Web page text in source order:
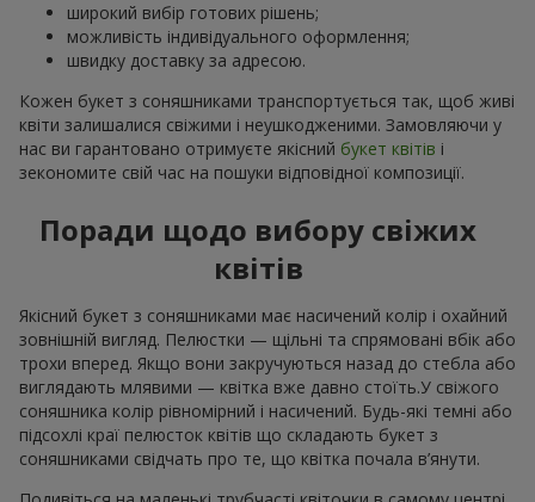
широкий вибір готових рішень;
можливість індивідуального оформлення;
швидку доставку за адресою.
Кожен букет з соняшниками транспортується так, щоб живі
квіти залишалися свіжими і неушкодженими. Замовляючи у
нас ви гарантовано отримуєте якісний букет квітів і
зекономите свій час на пошуки відповідної композиції.
Поради щодо вибору свіжих
квітів
Якісний букет з соняшниками має насичений колір і охайний
зовнішній вигляд. Пелюстки — щільні та спрямовані вбік або
трохи вперед. Якщо вони закручуються назад до стебла або
виглядають млявими — квітка вже давно стоїть.У свіжого
соняшника колір рівномірний і насичений. Будь-які темні або
підсохлі краї пелюсток квітів що складають букет з
соняшниками свідчать про те, що квітка почала в’янути.